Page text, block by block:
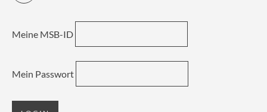
Meine MSB-ID
Mein Passwort